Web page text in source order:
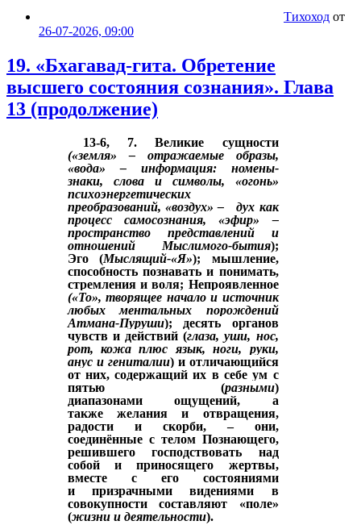
Тихоход от
26-07-2026, 09:00
19. «Бхагавад-гита. Обретение
высшего состояния сознания». Глава
13 (продолжение)
13-6, 7. Великие сущности
(«земля» – отражаемые образы,
«вода» – информация: номены-
знаки, слова и символы, «огонь»
психоэнергетических
преобразований, «воздух» – дух как
процесс самосознания, «эфир» –
пространство представлений и
отношений Мыслимого-бытия);
Эго (Мыслящий-«Я»); мышление,
способность познавать и понимать,
стремления и воля; Непроявленное
(«То», творящее начало и источник
любых ментальных порождений
Атмана-Пуруши); десять органов
чувств и действий (глаза, уши, нос,
рот, кожа плюс язык, ноги, руки,
анус и гениталии) и отличающийся
от них, содержащий их в себе ум с
пятью (разными)
диапазонамиощущений, а
также желания и отвращения,
радости и скорби, – они,
соединённые с телом Познающего,
решившего господствовать над
собой и приносящего жертвы,
вместе с его состояниями
ипризрачнымивидениями в
совокупности составляют «поле»
(жизни и деятельности).